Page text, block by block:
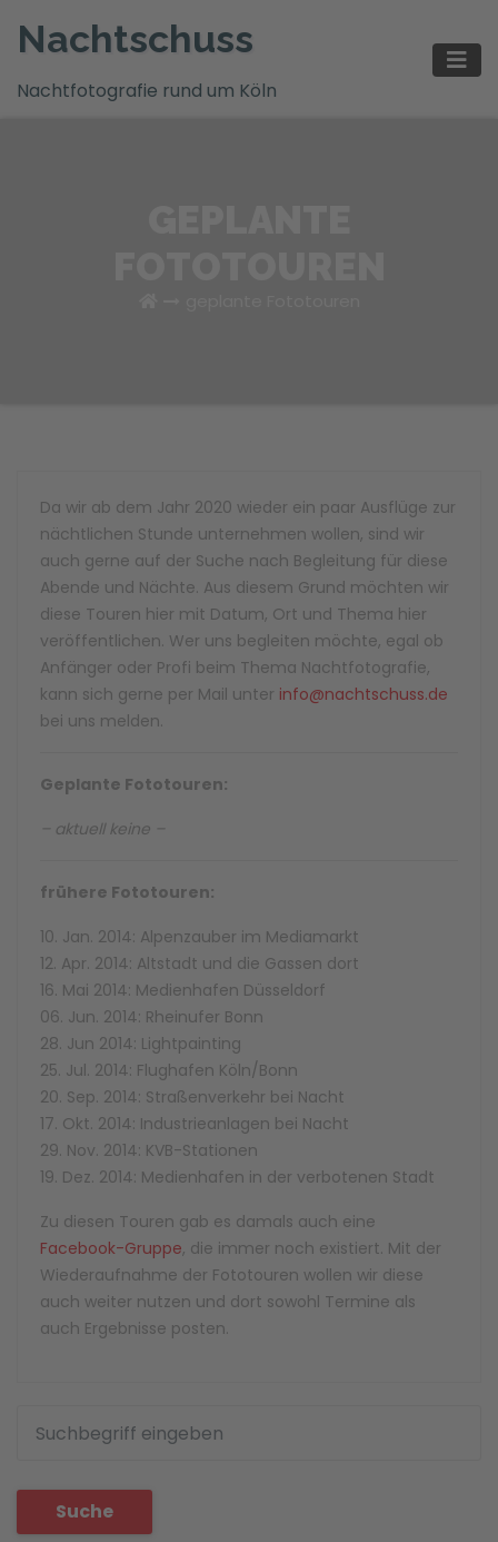
InhaltNachtschuss
Nachtfotografie rund um Köln
Da wir ab dem Jahr 2020 wieder ein paar Ausflüge zur
nächtlichen Stunde unternehmen wollen, sind wir
auch gerne auf der Suche nach Begleitung für diese
Abende und Nächte. Aus diesem Grund möchten wir
diese Touren hier mit Datum, Ort und Thema hier
veröffentlichen. Wer uns begleiten möchte, egal ob
Anfänger oder Profi beim Thema Nachtfotografie,
kann sich gerne per Mail unter info@nachtschuss.de
bei uns melden.
Geplante Fototouren:
– aktuell keine –
frühere Fototouren:
10. Jan. 2014: Alpenzauber im Mediamarkt
12. Apr. 2014: Altstadt und die Gassen dort
16. Mai 2014: Medienhafen Düsseldorf
06. Jun. 2014: Rheinufer Bonn
28. Jun 2014: Lightpainting
25. Jul. 2014: Flughafen Köln/Bonn
20. Sep. 2014: Straßenverkehr bei Nacht
17. Okt. 2014: Industrieanlagen bei Nacht
29. Nov. 2014: KVB-Stationen
19. Dez. 2014: Medienhafen in der verbotenen Stadt
Zu diesen Touren gab es damals auch eine
Facebook-Gruppe, die immer noch existiert. Mit der
Wiederaufnahme der Fototouren wollen wir diese
auch weiter nutzen und dort sowohl Termine als
auch Ergebnisse posten.
Suche